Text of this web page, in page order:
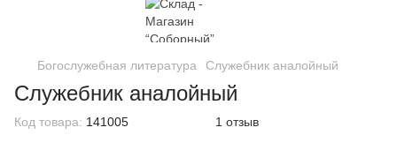
Богослужебная литература Служебник аналойный
Служебник аналойный
Код товара: 141005 1 отзыв